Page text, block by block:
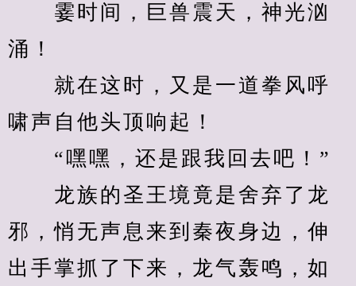
霎时间，巨兽震天，神光汹
涌！
就在这时，又是一道拳风呼
啸声自他头顶响起！
“嘿嘿，还是跟我回去吧！”
龙族的圣王境竟是舍弃了龙
邪，悄无声息来到秦夜身边，伸
出手掌抓了下来，龙气轰鸣，如